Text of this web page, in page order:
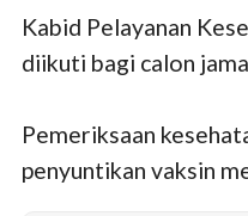
Kabid Pelayanan
diikuti bagi calon
Pemeriksaan
penyuntikan vaksin